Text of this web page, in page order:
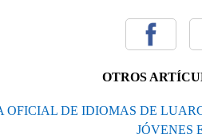
OTROS
OFICIAL DE IDIOMAS DE
JÓVENES